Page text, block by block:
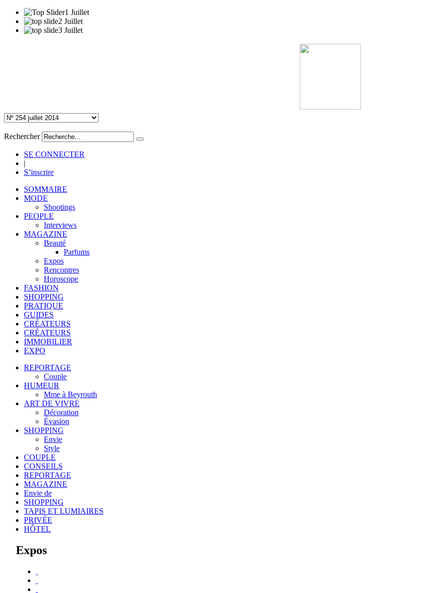
Rechercher
SE CONNECTER
|
S’inscrire
SOMMAIRE
MODE
Shootings
PEOPLE
Interviews
MAGAZINE
Beauté
Parfums
Expos
Rencontres
Horoscope
FASHION
SHOPPING
PRATIQUE
GUIDES
CRÉATEURS
CRÉATEURS
IMMOBILIER
EXPO
REPORTAGE
Couple
HUMEUR
Mme à Beyrouth
ART DE VIVRE
Décoration
Évasion
SHOPPING
Envie
Style
COUPLE
CONSEILS
REPORTAGE
MAGAZINE
Envie de
SHOPPING
TAPIS ET LUMIAIRES
PRIVÉE
HÔTEL
Expos